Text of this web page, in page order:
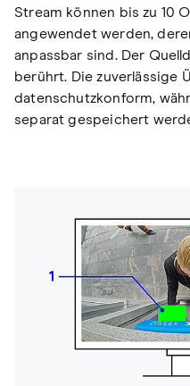
Stream können bis zu 10
angewendet werden,
anpassbar sind. Der
berührt. Die zuverlässige
datenschutzkonform,
separat gespeichert